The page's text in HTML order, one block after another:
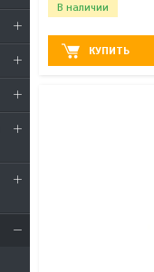
В наличии
КУПИТЬ